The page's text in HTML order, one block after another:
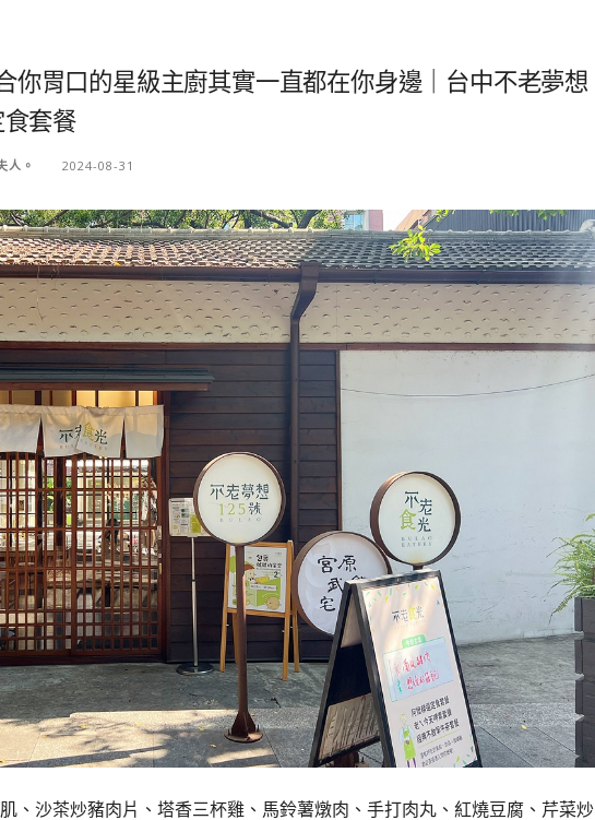
你胃口的星級主廚其實一直都在你身邊｜台中不老夢想
食套餐
人。 2024-08-31
、沙茶炒豬肉片、塔香三杯雞、馬鈴薯燉肉、手打肉丸、紅燒豆腐、芹菜炒